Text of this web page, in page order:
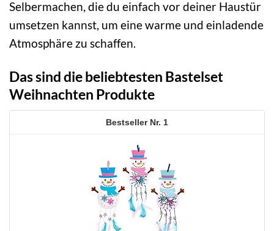
Selbermachen, die du einfach vor deiner Haustür
umsetzen kannst, um eine warme und einladende
Atmosphäre zu schaffen.
Das sind die beliebtesten Bastelset
Weihnachten Produkte
1